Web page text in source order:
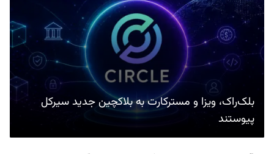
بلک‌راک، ویزا و مسترکارت به بلاکچین جدید سیرکل
پیوستند